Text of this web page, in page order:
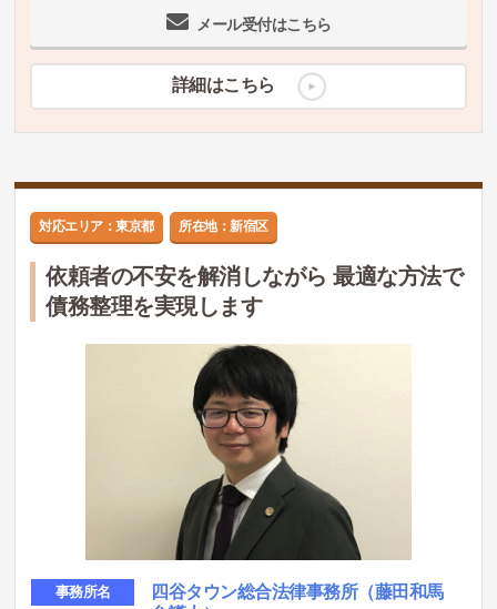
メール受付はこちら
詳細はこちら
対応エリア：東京都 所在地：新宿区
依頼者の不安を解消しながら 最適な方法で
債務整理を実現します
事務所名
四谷タウン総合法律事務所（藤田和馬